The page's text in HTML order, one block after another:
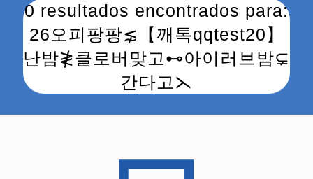
0 resultados encontrados para:
26오피팡팡⋦【깨톡qqtest20】
난밤≹클로버맞고⊷아이러브밤⊊
간다고⋋